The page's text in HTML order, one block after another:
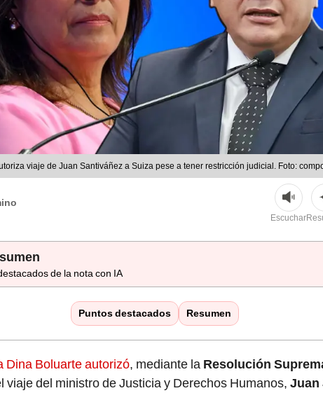
viaje de Juan Santiváñez a Suiza pese a tener restricción judicial. Foto:
Escuchar
de la nota con IA
Puntos destacados Resumen
Dina Boluarte autorizó, mediante la Resolución
viaje del ministro de Justicia y Derechos Humanos, Juan